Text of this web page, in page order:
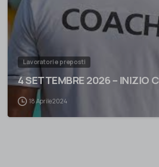
Lavoratori e preposti
4 SETTEMBRE 2026 – INIZIO
18 Aprile 2024